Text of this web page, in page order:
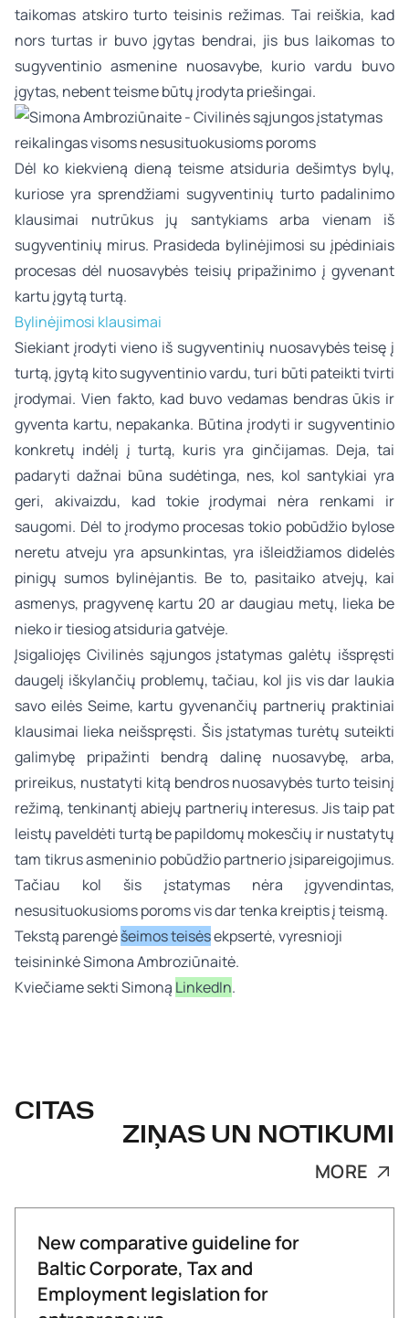
taikomas atskiro turto teisinis režimas. Tai reiškia, kad
nors turtas ir buvo įgytas bendrai, jis bus laikomas to
sugyventinio asmenine nuosavybe, kurio vardu buvo
įgytas, nebent teisme būtų įrodyta priešingai.
Dėl ko kiekvieną dieną teisme atsiduria dešimtys bylų,
kuriose yra sprendžiami sugyventinių turto padalinimo
klausimai nutrūkus jų santykiams arba vienam iš
sugyventinių mirus. Prasideda bylinėjimosi su įpėdiniais
procesas dėl nuosavybės teisių pripažinimo į gyvenant
kartu įgytą turtą.
Bylinėjimosi klausimai
Siekiant įrodyti vieno iš sugyventinių nuosavybės teisę į
turtą, įgytą kito sugyventinio vardu, turi būti pateikti tvirti
įrodymai. Vien fakto, kad buvo vedamas bendras ūkis ir
gyventa kartu, nepakanka. Būtina įrodyti ir sugyventinio
konkretų indėlį į turtą, kuris yra ginčijamas. Deja, tai
padaryti dažnai būna sudėtinga, nes, kol santykiai yra
geri, akivaizdu, kad tokie įrodymai nėra renkami ir
saugomi. Dėl to įrodymo procesas tokio pobūdžio bylose
neretu atveju yra apsunkintas, yra išleidžiamos didelės
pinigų sumos bylinėjantis. Be to, pasitaiko atvejų, kai
asmenys, pragyvenę kartu 20 ar daugiau metų, lieka be
nieko ir tiesiog atsiduria gatvėje.
Įsigaliojęs Civilinės sąjungos įstatymas galėtų išspręsti
daugelį iškylančių problemų, tačiau, kol jis vis dar laukia
savo eilės Seime, kartu gyvenančių partnerių praktiniai
klausimai lieka neišspręsti. Šis įstatymas turėtų suteikti
galimybę pripažinti bendrą dalinę nuosavybę, arba,
prireikus, nustatyti kitą bendros nuosavybės turto teisinį
režimą, tenkinantį abiejų partnerių interesus. Jis taip pat
leistų paveldėti turtą be papildomų mokesčių ir nustatytų
tam tikrus asmeninio pobūdžio partnerio įsipareigojimus.
Tačiau kol šis įstatymas nėra įgyvendintas,
nesusituokusioms poroms vis dar tenka kreiptis į teismą.
Tekstą parengėšeimos teisėsekpsertė, vyresnioji
teisininkėSimona Ambroziūnaitė.
Kviečiame sekti Simoną LinkedIn.
CITAS
ZIŅAS UN NOTIKUMI
MORE
New comparative guideline for
Baltic Corporate, Tax and
Employment legislation for